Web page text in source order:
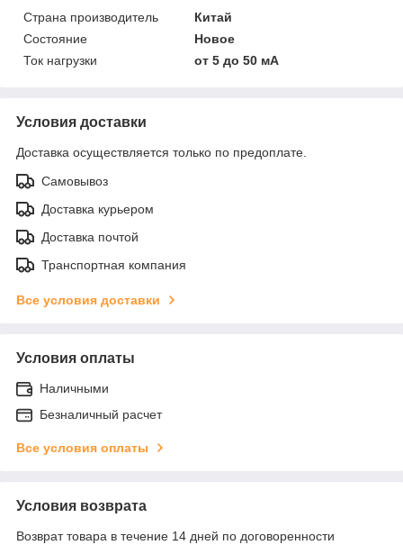
Страна производитель
Китай
Состояние
Новое
Ток нагрузки
от 5 до 50 мА
Условия доставки
Доставка осуществляется только по предоплате.
Самовывоз
Доставка курьером
Доставка почтой
Транспортная компания
Все условия доставки
Условия оплаты
Наличными
Безналичный расчет
Все условия оплаты
Условия возврата
Возврат товара в течение 14 дней по договоренности